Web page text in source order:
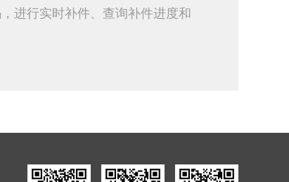
进行实时补件、查询补件进度和